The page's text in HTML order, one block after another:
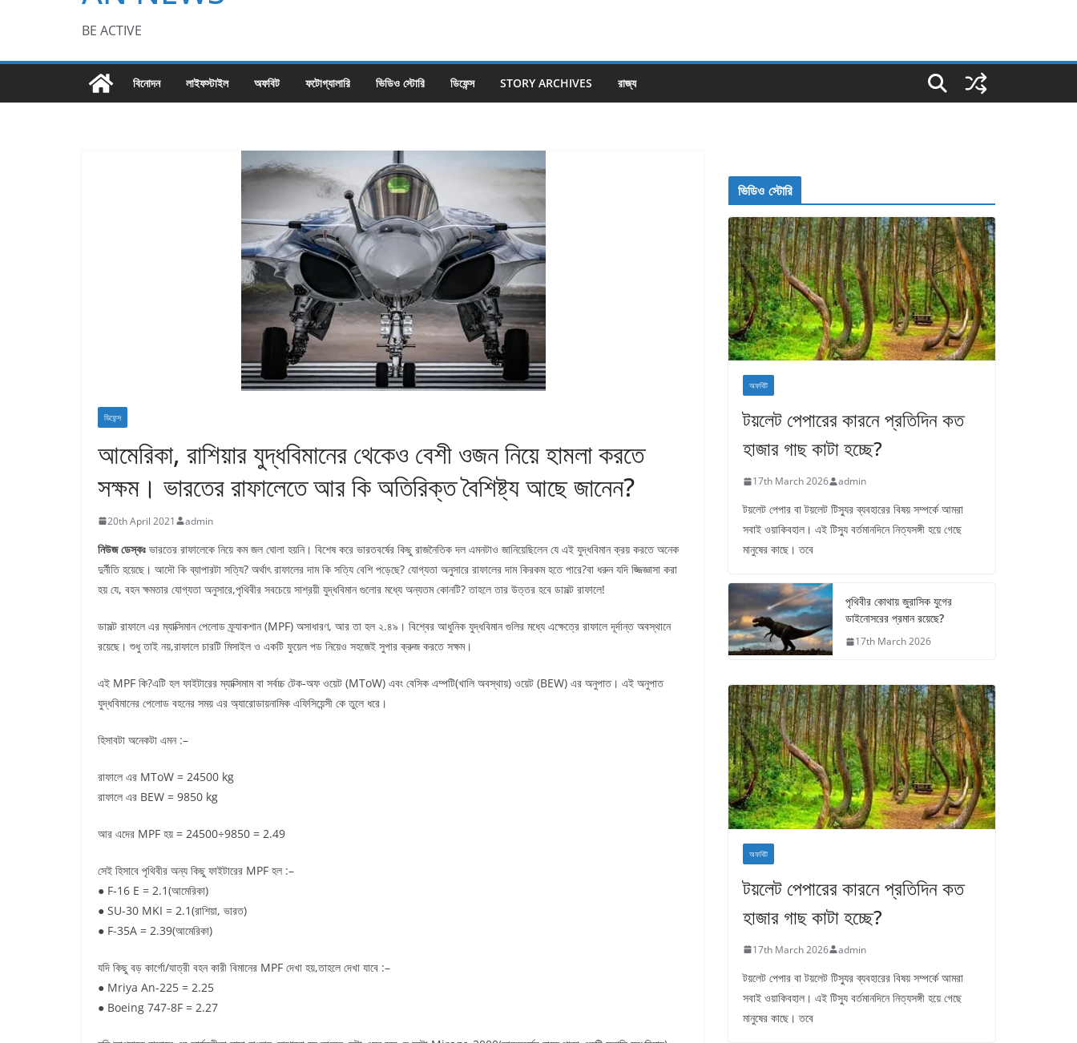
BE ACTIVE
বিনোদন লাইফস্টাইল অফবিট ফটোগ্যালারি ভিডিও স্টোরি ডিফেন্স STORY ARCHIVES রাজ্য
ডিফেন্স
আমেরিকা, রাশিয়ার যুদ্ধবিমানের থেকেও বেশী ওজন নিয়ে হামলা করতে
সক্ষম। ভারতের রাফালেতে আর কি অতিরিক্ত বৈশিষ্ট্য আছে জানেন?
20th April 2021 admin
নিউজ ডেস্কঃ ভারতের রাফালেকে নিয়ে কম জল ঘোলা হয়নি। বিশেষ করে ভারতবর্ষের কিছু রাজনৈতিক দল এমনটাও জানিয়েছিলেন যে এই যুদ্ধবিমান ক্রয় করতে অনেক
দুর্নীতি হয়েছে। আদৌ কি ব্যাপারটা সত্যি? অর্থাৎ রাফালের দাম কি সত্যি বেশি পড়েছে? যোগ্যতা অনুসারে রাফালের দাম কিরকম হতে পারে?বা ধরুন যদি জ্জিজ্ঞাসা করা
হয় যে, বহন ক্ষমতার যোগ্যতা অনুসারে,পৃথিবীর সবচেয়ে সাশ্রয়ী যুদ্ধবিমান গুলোর মধ্যে অন্যতম কোনটি? তাহলে তার উত্তর হবে ডাসল্ট রাফালে!
ডাসল্ট রাফালে এর ম্যাক্সিমান পেলোড ফ্র্যাকশান (MPF) অসাধারণ, আর তা হল ২.৪৯। বিশ্বের আধুনিক যুদ্ধবিমান গুলির মধ্যে এক্ষেত্রে রাফালে দূর্দান্ত অবস্থানে
রয়েছে। শুধু তাই নয়,রাফালে চারটি মিসাইল ও একটি ফুয়েল পড নিয়েও সহজেই সুপার ক্রুজ করতে সক্ষম।
এই MPF কি?এটি হল ফাইটারের ম্যাক্সিমাম বা সর্বচ্চ টেক-অফ ওয়েট (MToW) এবং বেসিক এম্পটি(খালি অবস্থায়) ওয়েট (BEW) এর অনুপাত। এই অনুপাত
যুদ্ধবিমানের পেলোড বহনের সময় এর অ্যারোডায়নামিক এফিসিয়েন্সী কে তুলে ধরে।
হিসাবটা অনেকটা এমন :–
রাফালে এর MToW = 24500 kg
রাফালে এর BEW = 9850 kg
আর এদের MPF হয় = 24500÷9850 = 2.49
সেই হিসাবে পৃথিবীর অন্য কিছু ফাইটারের MPF হল :–
● F-16 E = 2.1(আমেরিকা)
● SU-30 MKI = 2.1(রাশিয়া, ভারত)
● F-35A = 2.39(আমেরিকা)
যদি কিছু বড় কার্গো/যাত্রী বহন কারী বিমানের MPF দেখা হয়,তাহলে দেখা যাবে :–
● Mriya An-225 = 2.25
● Boeing 747-8F = 2.27
ভিডিও স্টোরি
অফবিট
টয়লেট পেপারের কারনে প্রতিদিন কত
হাজার গাছ কাটা হচ্ছে?
17th March 2026 admin
টয়লেট পেপার বা টয়লেট টিস্যুর ব্যবহারের বিষয় সম্পর্কে আমরা
সবাই ওয়াকিবহাল। এই টিস্যু বর্তমানদিনে নিত্যসঙ্গী হয়ে গেছে
মানুষের কাছে। তবে
পৃথিবীর কোথায় জুরাসিক যুগের
ডাইনোসরের প্রমান রয়েছে?
17th March 2026
অফবিট
টয়লেট পেপারের কারনে প্রতিদিন কত
হাজার গাছ কাটা হচ্ছে?
17th March 2026 admin
টয়লেট পেপার বা টয়লেট টিস্যুর ব্যবহারের বিষয় সম্পর্কে আমরা
সবাই ওয়াকিবহাল। এই টিস্যু বর্তমানদিনে নিত্যসঙ্গী হয়ে গেছে
মানুষের কাছে। তবে